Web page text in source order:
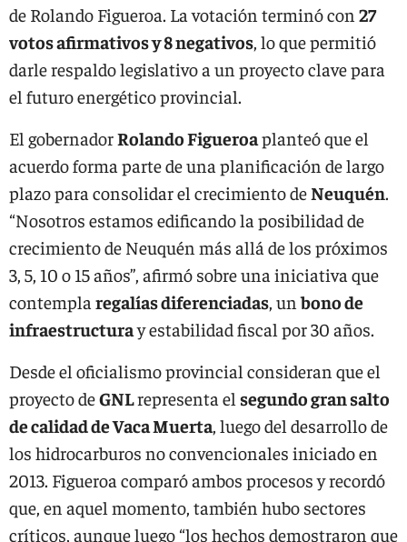
de Rolando Figueroa. La votación terminó con 27
votos afirmativos y 8 negativos, lo que permitió
darle respaldo legislativo a un proyecto clave para
el futuro energético provincial.
El gobernadorRolando Figueroaplanteó que el
acuerdo forma parte de una planificación de largo
plazo para consolidar el crecimiento de Neuquén.
“Nosotros estamos edificando la posibilidad de
crecimiento de Neuquén más allá de los próximos
3, 5, 10 o 15 años”, afirmó sobre una iniciativa que
contempla regalías diferenciadas, unbono de
infraestructuray estabilidad fiscal por 30 años.
Desde el oficialismo provincial consideran que el
proyecto deGNLrepresenta el segundo gran salto
de calidad de Vaca Muerta, luego del desarrollo de
los hidrocarburos no convencionales iniciado en
2013. Figueroa comparó ambos procesos y recordó
que, en aquel momento, también hubo sectores
críticos, aunque luego “los hechos demostraron que